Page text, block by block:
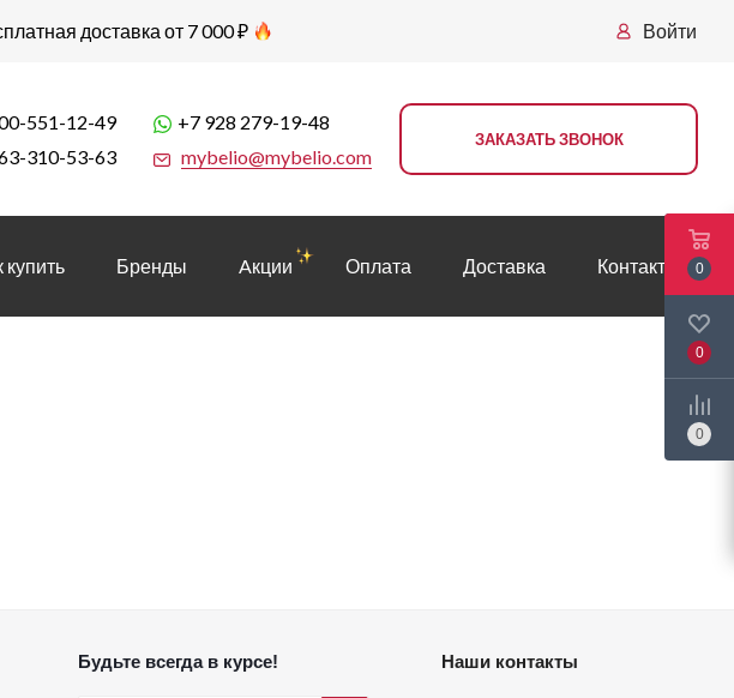
доставка от 7 000 ₽ Войти
551-12-49
310-53-63
+7 928 279-19-48
mybelio@mybelio.com
ЗАКАЗАТЬ ЗВОНОК
купить Бренды Aкции Оплата Доставка Контакты
Будьте всегда в курсе! Наши контакты
0
0
0